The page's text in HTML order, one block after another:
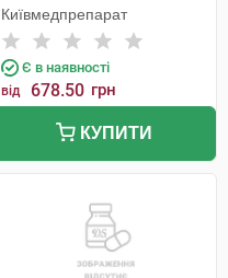
Київмедпрепарат
Є в наявності
від 678.50 грн
КУПИТИ